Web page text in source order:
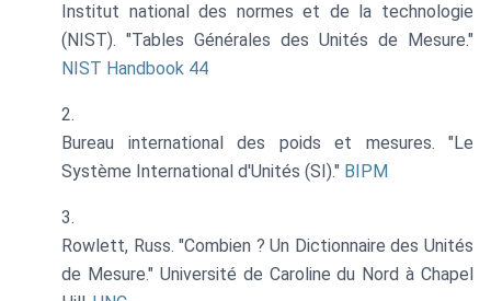
Institut national des normes et de la technologie
(NIST). "Tables Générales des Unités de Mesure."
NIST Handbook 44
Bureau international des poids et mesures. "Le
Système International d'Unités (SI)." BIPM
Rowlett, Russ. "Combien ? Un Dictionnaire des Unités
de Mesure." Université de Caroline du Nord à Chapel